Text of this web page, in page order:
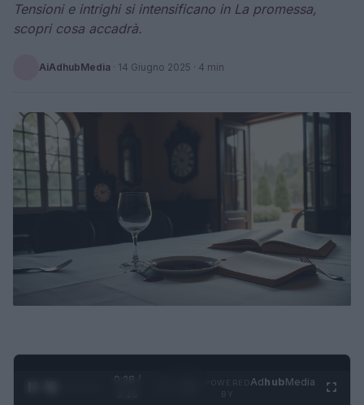
Tensioni e intrighi si intensificano in La promessa,
scopri cosa accadrà.
AiAdhubMedia · 14 Giugno 2025 · 4 min
0:29 /
AdhubMedia